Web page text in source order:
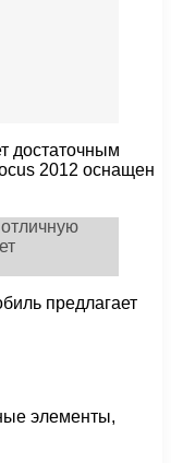
достаточным
2012 оснащен
предлагает
элементы,